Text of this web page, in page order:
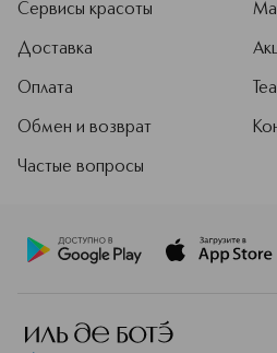
Сервисы красоты
Доставка
Оплата
Обмен и возврат
Частые вопросы